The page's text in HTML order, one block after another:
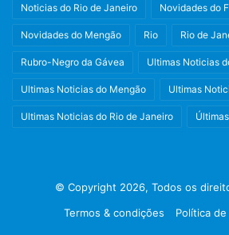
Noticias do Rio de Janeiro Novidades do
Novidades do Mengão Rio Rio de
Rubro-Negro da Gávea Ultimas Noticias
Ultimas Noticias do Mengão Ultimas
Ultimas Noticias do Rio de Janeiro
© Copyright 2026, Todos os
Termos & condições
Política de